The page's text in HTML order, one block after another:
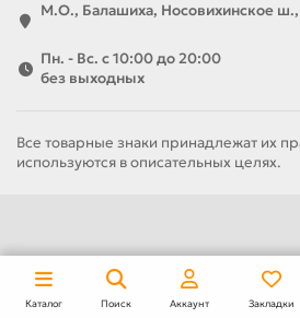
М.О., Балашиха, Носовихинское ш.,
Пн. - Вс. с 10:00 до 20:00
без выходных
Все товарные знаки принадлежат их
используются в описательных целях.
Каталог Поиск Аккаунт Закладки